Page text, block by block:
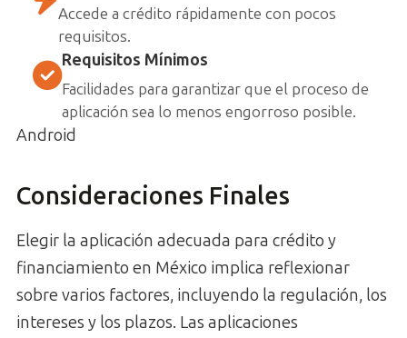
Accede a crédito rápidamente con pocos
requisitos.
Requisitos Mínimos
Facilidades para garantizar que el proceso de
aplicación sea lo menos engorroso posible.
Android
Consideraciones Finales
Elegir la aplicación adecuada para crédito y
financiamiento en México implica reflexionar
sobre varios factores, incluyendo la regulación, los
intereses y los plazos. Las aplicaciones